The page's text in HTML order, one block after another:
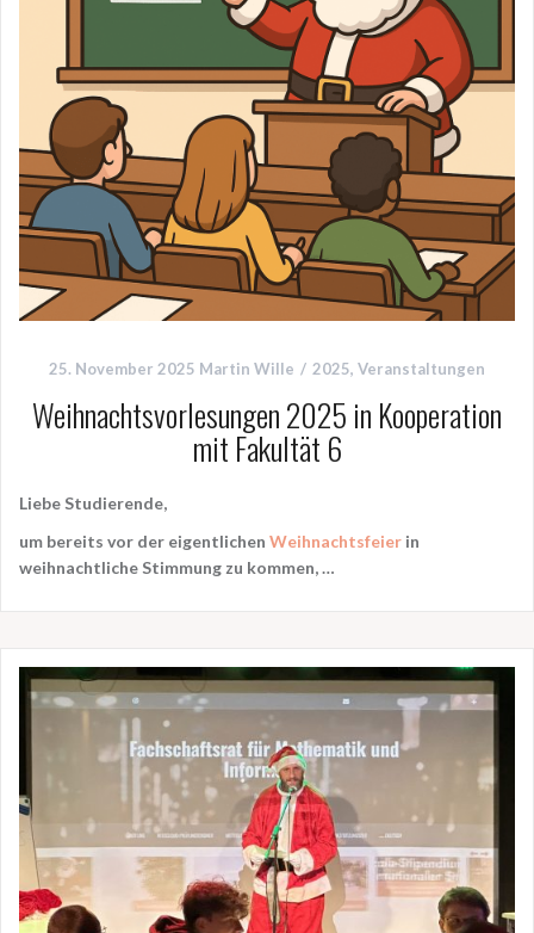
25. November 2025 Martin Wille 2025, Veranstaltungen
Weihnachtsvorlesungen 2025 in Kooperation
mit Fakultät 6
Liebe Studierende,
um bereits vor der eigentlichen Weihnachtsfeier in
weihnachtliche Stimmung zu kommen, …